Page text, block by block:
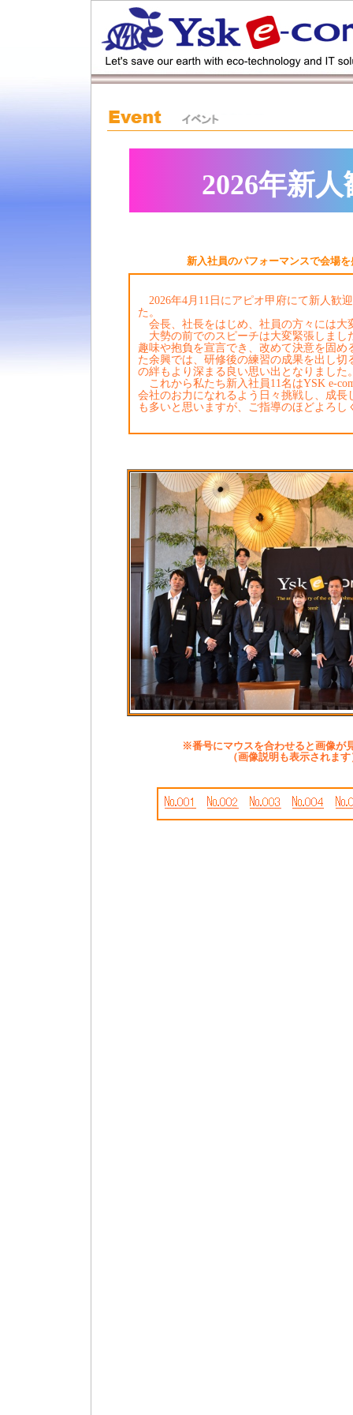
2026年新
新入社員のパフォーマンスで会場
2026年4月11日にアピオ甲府にて新人歓
た。
会長、社長をはじめ、社員の方々には大
大勢の前でのスピーチは大変緊張しまし
趣味や抱負を宣言でき、改めて決意を固め
た余興では、研修後の練習の成果を出し切
の絆もより深まる良い思い出となりました
これから私たち新入社員11名はYSK e-
会社のお力になれるよう日々挑戦し、成長
も多いと思いますが、ご指導のほどよろし
※番号にマウスを合わせると画像が
（画像説明も表示されます